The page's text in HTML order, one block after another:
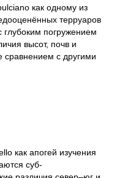
как одному из
терруаров
глубоким погружением
высот, почв и
сравнением с другими
как апогей изучения
суб-